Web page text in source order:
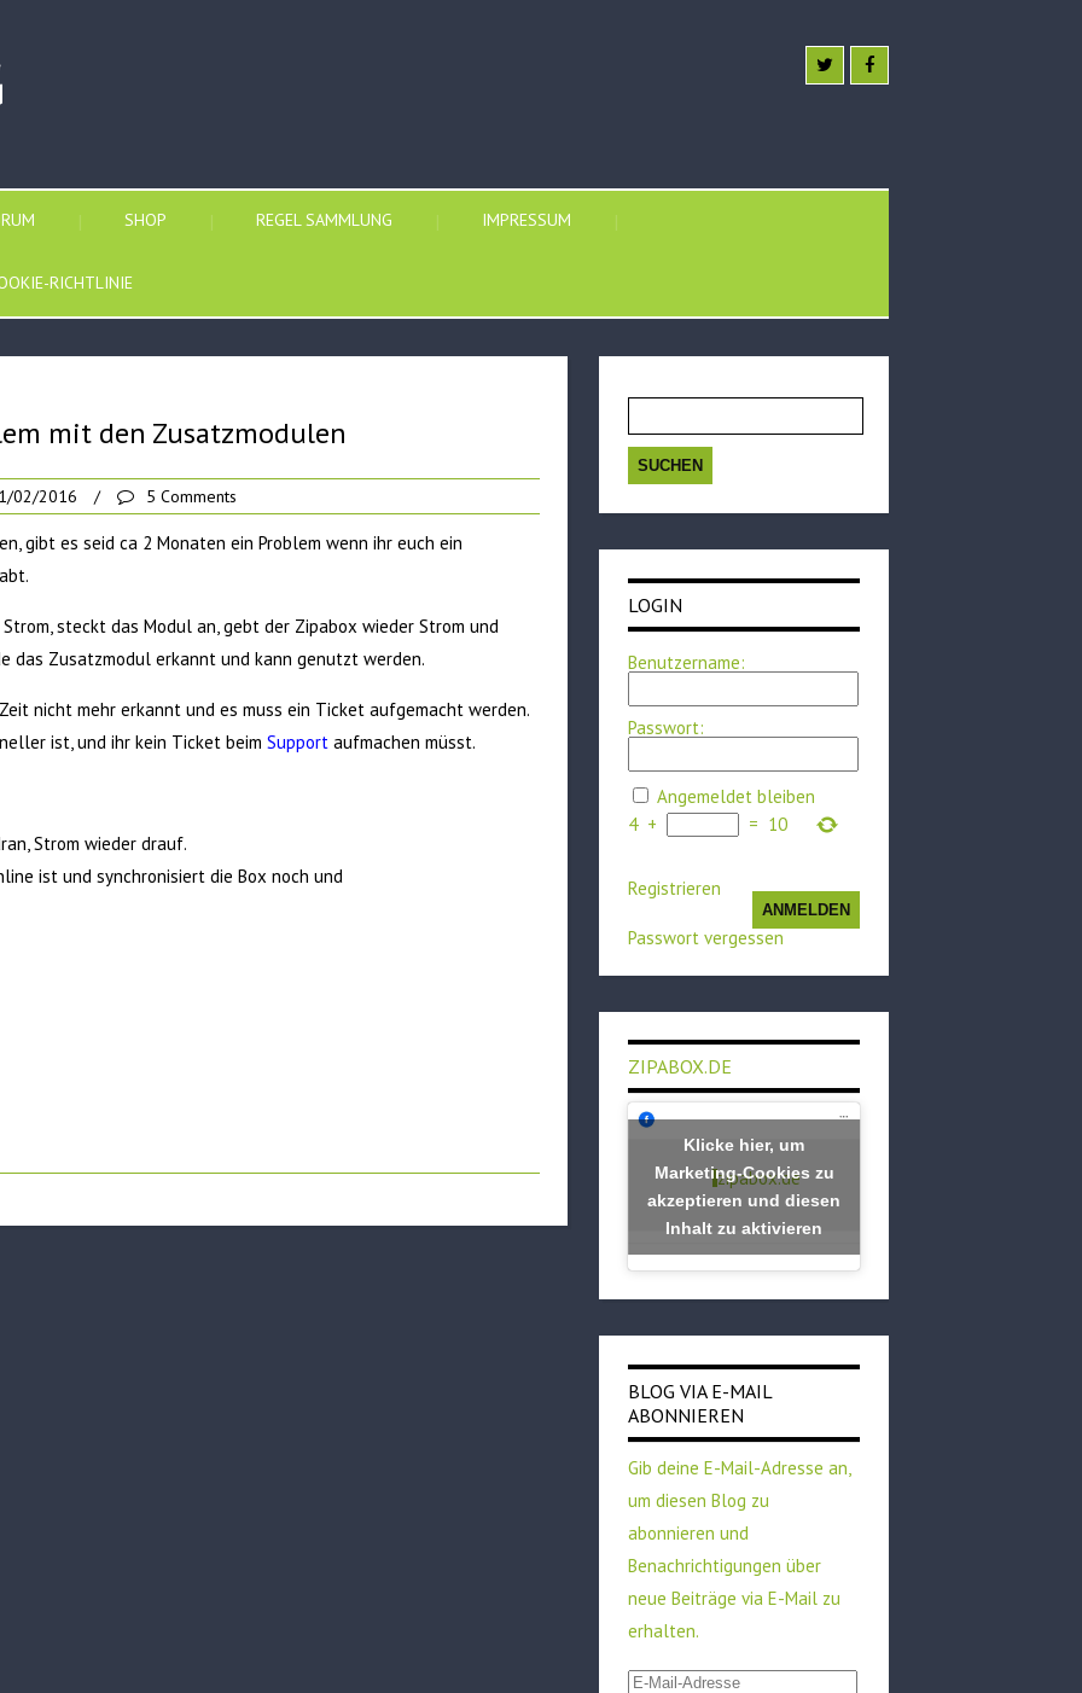
SHOP REGEL SAMMLUNG IMPRESSUM
RICHTLINIE
mit den Zusatzmodulen
02/2016 / 5 Comments
gibt es seid ca 2 Monaten ein Problem wenn ihr euch ein
steckt das Modul an, gebt der Zipabox wieder Strom und
das Zusatzmodul erkannt und kann genutzt werden.
nicht mehr erkannt und es muss ein Ticket aufgemacht werden.
ist, und ihr kein Ticket beim Supportaufmachen müsst.
Strom wieder drauf.
ist und synchronisiert die Box noch und
nach:
LOGIN
Benutzername:
Passwort:
Angemeldet bleiben
4 + = 10
ANMELDEN
Registrieren
Passwort vergessen
ZIPABOX.DE
zipabox.de
Klicke hier, um
Marketing-Cookies zu
akzeptieren und diesen
Inhalt zu aktivieren
BLOG VIA E-MAIL
ABONNIEREN
Gib deine E-Mail-Adresse an,
um diesen Blog zu
abonnieren und
Benachrichtigungen über
neue Beiträge via E-Mail zu
erhalten.
E-